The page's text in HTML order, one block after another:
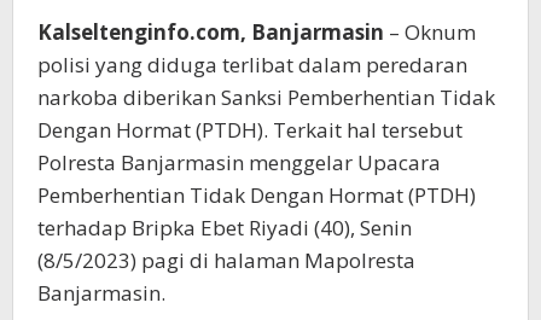
Kalseltenginfo.com, Banjarmasin – Oknum
polisi yang diduga terlibat dalam peredaran
narkoba diberikan Sanksi Pemberhentian Tidak
Dengan Hormat (PTDH). Terkait hal tersebut
Polresta Banjarmasin menggelar Upacara
Pemberhentian Tidak Dengan Hormat (PTDH)
terhadap Bripka Ebet Riyadi (40), Senin
(8/5/2023) pagi di halaman Mapolresta
Banjarmasin.